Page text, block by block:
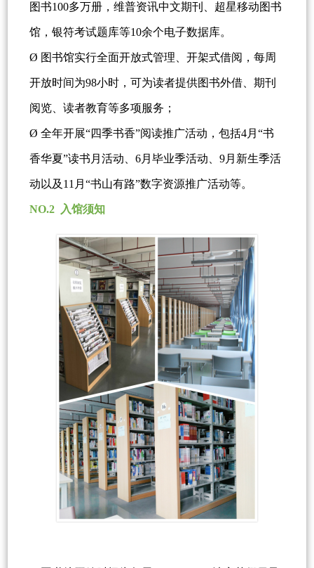
图书100多万册，维普资讯中文期刊、超星移动图书
馆，银符考试题库等10余个电子数据库。
Ø 图书馆实行全面开放式管理、开架式借阅，每周
开放时间为98小时，可为读者提供图书外借、期刊
阅览、读者教育等多项服务；
Ø 全年开展“四季书香”阅读推广活动，包括4月“书
香华夏”读书月活动、6月毕业季活动、9月新生季活
动以及11月“书山有路”数字资源推广活动等。
NO.2 入馆须知